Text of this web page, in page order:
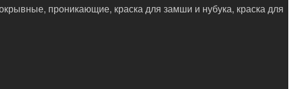
проникающие, краска для замши и нубука, краска для